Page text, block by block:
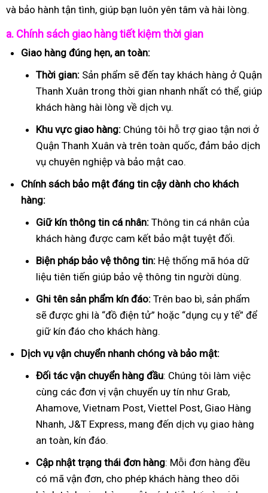
và bảo hành tận tình, giúp bạn luôn yên tâm và hài lòng.
a. Chính sách giao hàng tiết kiệm thời gian
Giao hàng đúng hẹn, an toàn:
Thời gian: Sản phẩm sẽ đến tay khách hàng ở Quận
Thanh Xuân trong thời gian nhanh nhất có thể, giúp
khách hàng hài lòng về dịch vụ.
Khu vực giao hàng: Chúng tôi hỗ trợ giao tận nơi ở
Quận Thanh Xuân và trên toàn quốc, đảm bảo dịch
vụ chuyên nghiệp và bảo mật cao.
Chính sách bảo mật đáng tin cậy dành cho khách
hàng:
Giữ kín thông tin cá nhân: Thông tin cá nhân của
khách hàng được cam kết bảo mật tuyệt đối.
Biện pháp bảo vệ thông tin: Hệ thống mã hóa dữ
liệu tiên tiến giúp bảo vệ thông tin người dùng.
Ghi tên sản phẩm kín đáo: Trên bao bì, sản phẩm
sẽ được ghi là “đồ điện tử” hoặc “dụng cụ y tế” để
giữ kín đáo cho khách hàng.
Dịch vụ vận chuyển nhanh chóng và bảo mật:
Đối tác vận chuyển hàng đầu: Chúng tôi làm việc
cùng các đơn vị vận chuyển uy tín như Grab,
Ahamove, Vietnam Post, Viettel Post, Giao Hàng
Nhanh, J&T Express, mang đến dịch vụ giao hàng
an toàn, kín đáo.
Cập nhật trạng thái đơn hàng: Mỗi đơn hàng đều
có mã vận đơn, cho phép khách hàng theo dõi